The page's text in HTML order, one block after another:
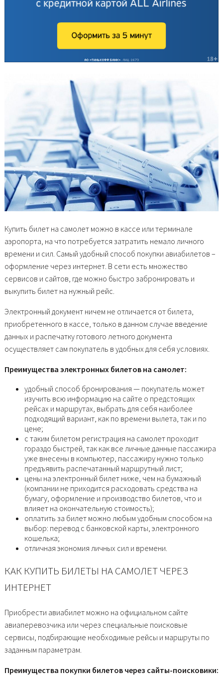
Купить билет на самолет можно в кассе или терминале
аэропорта, на что потребуется затратить немало личного
времени и сил. Самый удобный способ покупки авиабилетов –
оформление через интернет. В сети есть множество
сервисов и сайтов, где можно быстро забронировать и
выкупить билет на нужный рейс.
Электронный документ ничем не отличается от билета,
приобретенного в кассе, только в данном случае введение
данных и распечатку готового летного документа
осуществляет сам покупатель в удобных для себя условиях.
Преимущества электронных билетов на самолет:
удобный способ бронирования — покупатель может
изучить всю информацию на сайте о предстоящих
рейсах и маршрутах, выбрать для себя наиболее
подходящий вариант, как по времени вылета, так и по
цене;
с таким билетом регистрация на самолет проходит
гораздо быстрей, так как все личные данные пассажира
уже внесены в компьютер, пассажиру нужно только
предъявить распечатанный маршрутный лист;
цены на электронный билет ниже, чем на бумажный
(компании не приходится расходовать средства на
бумагу, оформление и производство билетов, что и
влияет на окончательную стоимость);
оплатить за билет можно любым удобным способом на
выбор: перевод с банковской карты, электронного
кошелька;
отличная экономия личных сил и времени.
КАК КУПИТЬ БИЛЕТЫ НА САМОЛЕТ ЧЕРЕЗ
ИНТЕРНЕТ
Приобрести авиабилет можно на официальном сайте
авиаперевозчика или через специальные поисковые
сервисы, подбирающие необходимые рейсы и маршруты по
заданным параметрам.
Преимущества покупки билетов через сайты-поисковики: